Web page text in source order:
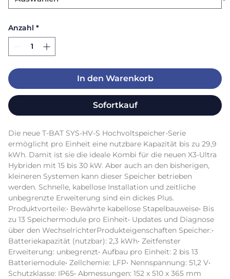
Anzahl *
In den Warenkorb
Sofortkauf
Die neue T-BAT SYS-HV-S Hochvoltspeicher-Serie
ermöglicht pro Einheit eine nutzbare Kapazität bis zu 29,9
kWh. Damit ist sie die ideale Kombi für die neuen X3-Ultra
Hybriden mit 15 bis 30 kW. Aber auch an den bisherigen,
kleineren Systemen kann dieser Speicher betrieben
werden. Schnelle, kabellose Installation und zeitliche
unbegrenzte Erweiterung sind ein dickes Plus.
Produktvorteile:• Bewährte kabellose Stapelbauweise• Bis
zu 13 Speichermodule pro Einheit• Updates und Diagnose
über den WechselrichterProdukteigenschaften Speicher:•
Batteriekapazität (nutzbar): 2,3 kWh• Zeitfenster
Erweiterung: unbegrenzt• Aufbau pro Einheit: 2 bis 13
Batteriemodule• Zellchemie: LFP• Nennspannung: 51,2 V•
Schutzklasse: IP65• Abmessungen: 152 x 510 x 365 mm